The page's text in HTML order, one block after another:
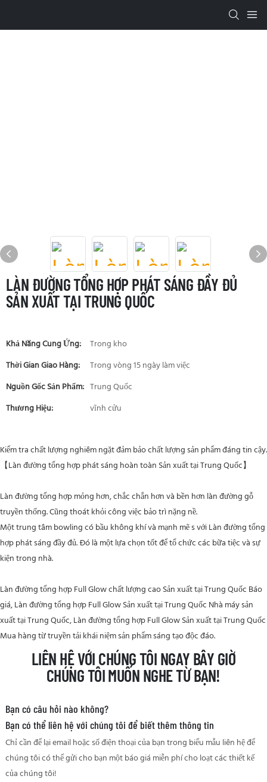
LÀN ĐƯỜNG TỔNG HỢP PHÁT SÁNG ĐẦY ĐỦ
SẢN XUẤT TẠI TRUNG QUỐC
Khả Năng Cung Ứng:
Trong kho
Thời Gian Giao Hàng:
Trong vòng 15 ngày làm việc
Nguồn Gốc Sản Phẩm: Trung Quốc
Thương Hiệu:
vĩnh cửu
Kiểm tra chất lượng nghiêm ngặt đảm bảo chất lượng sản phẩm đáng tin cậy.
【Làn đường tổng hợp phát sáng hoàn toàn Sản xuất tại Trung Quốc】
Làn đường tổng hợp mỏng hơn, chắc chắn hơn và bền hơn làn đường gỗ
truyền thống. Cũng thoát khỏi công việc bảo trì nặng nề.
Một trung tâm bowling có bầu không khí và mạnh mẽs vớiLàn đường tổng
hợp phát sáng đầy đủ. Đó là một lựa chọn tốt để tổ chức các bữa tiệc và sự
kiện trong nhà.
Làn đường tổng hợp Full Glow chất lượng cao Sản xuất tại Trung Quốc Báo
giá, Làn đường tổng hợp Full Glow Sản xuất tại Trung Quốc Nhà máy sản
xuất tại Trung Quốc, Làn đường tổng hợp Full Glow Sản xuất tại Trung Quốc
Mua hàng từ truyền tải khái niệm sản phẩm sáng tạo độc đáo.
LIÊN HỆ VỚI CHÚNG TÔI NGAY BÂY GIỜ
CHÚNG TÔI MUỐN NGHE TỪ BẠN!
Bạn có câu hỏi nào không?
Bạn có thể liên hệ với chúng tôi để biết thêm thông tin
Chỉ cần để lại email hoặc số điện thoại của bạn trong biểu mẫu liên hệ để
chúng tôi có thể gửi cho bạn một báo giá miễn phí cho loạt các thiết kế
của chúng tôi!